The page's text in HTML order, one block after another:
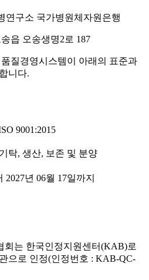
연구소 국가병원체자원은행
읍 오송생명2로 187
질경영시스템이 아래의 표준과
니다.
9001:2015
탁, 생산, 보존 및 분양
2027년 06월 17일까지
는 한국인정지원센터(KAB)로
으로 인정(인정번호 : KAB-QC-